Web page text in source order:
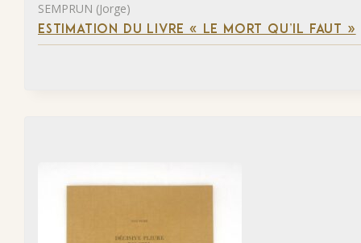
SEMPRUN (Jorge)
ESTIMATION DU LIVRE « LE MORT QU’IL FAUT »